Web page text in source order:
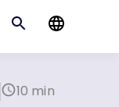
10 min